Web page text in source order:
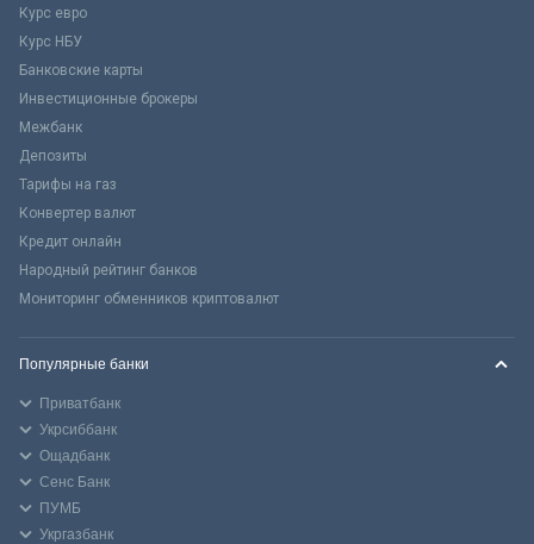
Курс евро
Курс НБУ
Банковские карты
Инвестиционные брокеры
Межбанк
Депозиты
Тарифы на газ
Конвертер валют
Кредит онлайн
Народный рейтинг банков
Мониторинг обменников криптовалют
Популярные банки
Приватбанк
Укрсиббанк
Ощадбанк
Сенс Банк
ПУМБ
Укргазбанк